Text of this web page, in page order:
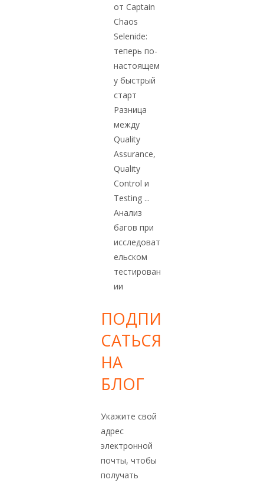
от Captain
Chaos
Selenide:
теперь по-
настоящем
у быстрый
старт
Разница
между
Quality
Assurance,
Quality
Control и
Testing ...
Анализ
багов при
исследоват
ельском
тестирован
ии
ПОДПИ
САТЬСЯ
НА
БЛОГ
Укажите свой
адрес
электронной
почты, чтобы
получать